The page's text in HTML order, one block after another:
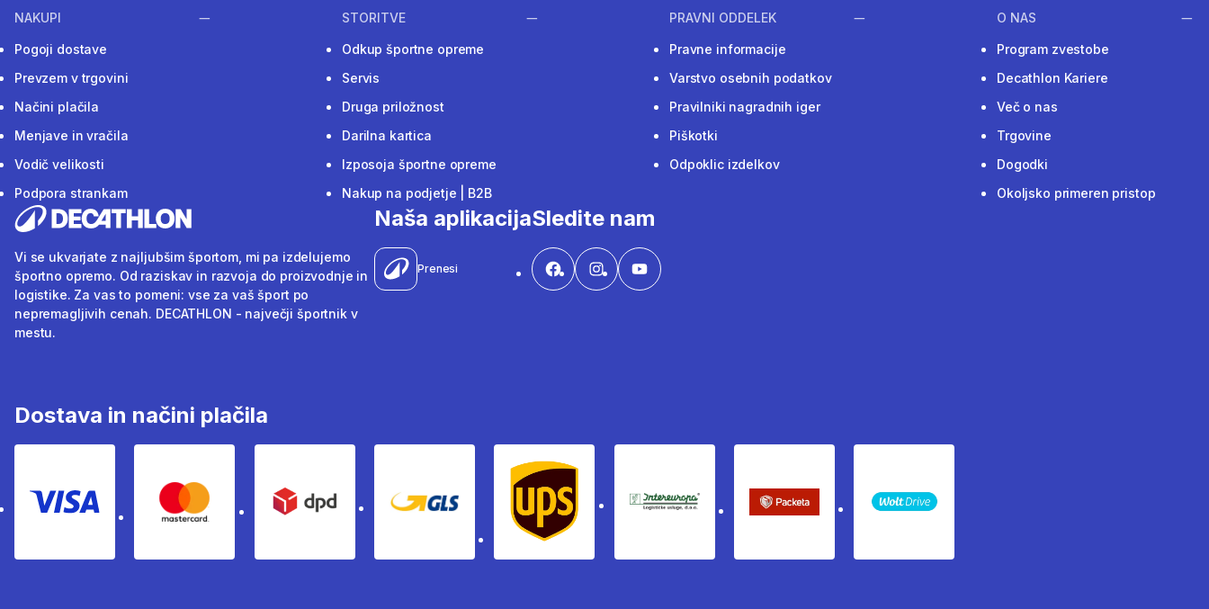
NAKUPI
Pogoji dostave
Prevzem v trgovini
Načini plačila
Menjave in vračila
Vodič velikosti
Podpora strankam
STORITVE
Odkup športne opreme
Servis
Druga priložnost
Darilna kartica
Izposoja športne opreme
Nakup na podjetje | B2B
PRAVNI ODDELEK
Pravne informacije
Varstvo osebnih podatkov
Pravilniki nagradnih iger
Piškotki
Odpoklic izdelkov
O NAS
Program zvestobe
Decathlon Kariere
Več o nas
Trgovine
Dogodki
Okoljsko primeren pristop
Vi se ukvarjate z najljubšim športom, mi pa izdelujemo
športno opremo. Od raziskav in razvoja do proizvodnje in
logistike. Za vas to pomeni: vse za vaš šport po
nepremagljivih cenah. DECATHLON - največji športnik v
mestu.
Naša aplikacija
Prenesi
Sledite nam
Dostava in načini plačila
Visa Mastercard Dpd Gls Ups Intereuropa Packeta Sledenje pošiljki
WOLT